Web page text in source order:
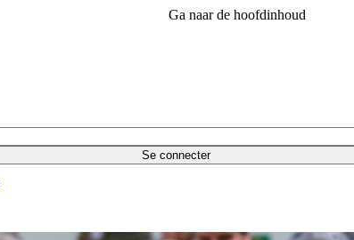
Ga naar de hoofdinhoud
Se connecter